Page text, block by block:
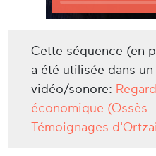
Cette séquence (en
a été utilisée dans
vidéo/sonore:
économique (Ossès
Témoignages